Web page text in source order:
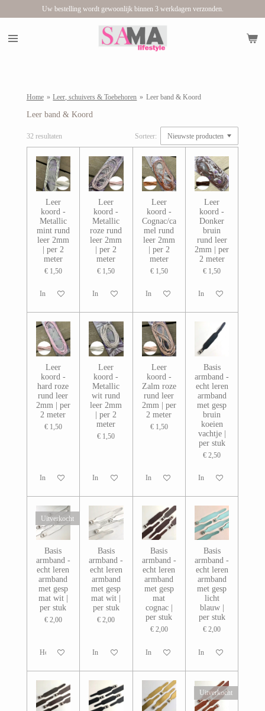
de
Uw bestelling wordt gewoonlijk binnen 3 werkdagen verzonden.
Home » Leer, schuivers & Toebehoren » Leer band & Koord
Leer band & Koord
32 resultaten Sorteer:
Leer
koord -
Metallic
mint rund
leer 2mm
| per 2
meter
€ 1,50
In winkelwagen
Leer
koord -
Metallic
roze rund
leer 2mm
| per 2
meter
€ 1,50
In winkelwagen
Leer
koord -
Cognac/ca
mel rund
leer 2mm
| per 2
meter
€ 1,50
In winkelwagen
Leer
koord -
Donker
bruin
rund leer
2mm | per
2 meter
€ 1,50
In winkelwagen
Leer
koord -
hard roze
rund leer
2mm | per
2 meter
€ 1,50
In winkelwagen
Leer
koord -
Metallic
wit rund
leer 2mm
| per 2
meter
€ 1,50
In winkelwagen
Leer
koord -
Zalm roze
rund leer
2mm | per
2 meter
€ 1,50
In winkelwagen
Basis
armband -
echt leren
armband
met gesp
bruin
koeien
vachtje |
per stuk
€ 2,50
In winkelwagen
Uitverkocht
Basis
armband -
echt leren
armband
met gesp
mat wit |
per stuk
€ 2,00
Houd mij op de hoogte
Basis
armband -
echt leren
armband
met gesp
mat wit |
per stuk
€ 2,00
In winkelwagen
Basis
armband -
echt leren
armband
met gesp
mat
cognac |
per stuk
€ 2,00
In winkelwagen
Basis
armband -
echt leren
armband
met gesp
licht
blauw |
per stuk
€ 2,00
In winkelwagen
Uitverkocht